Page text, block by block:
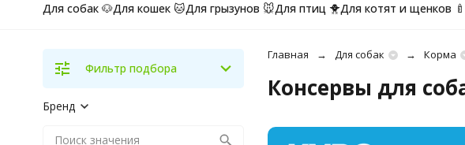
Для собак 🐶Для кошек 🐱Для грызунов 🐭Для птиц 🐥Для котят и щенков 🍼
Главная Для собак Корма
Консервы для
Фильтр подбора
Бренд